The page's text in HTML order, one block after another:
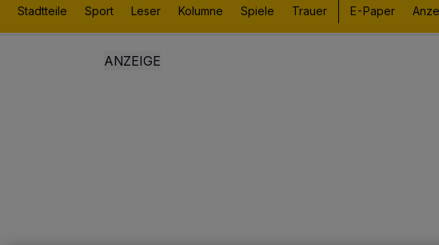
Stadtteile Sport Leser Kolumne Spiele Trauer E-Paper